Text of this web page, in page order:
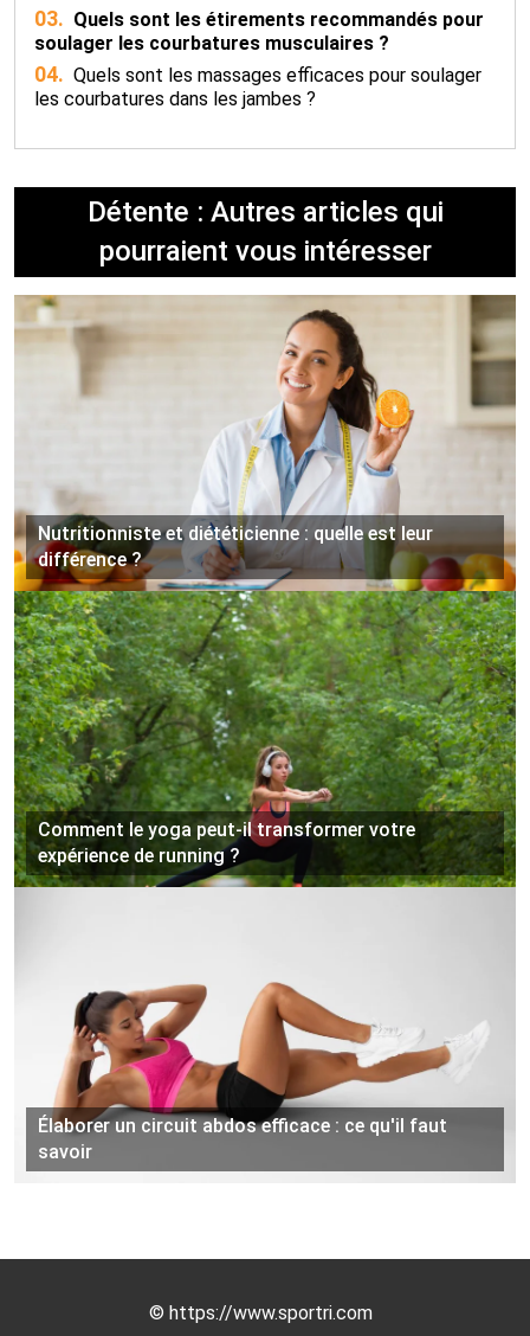
03. Quels sont les étirements recommandés pour
soulager les courbatures musculaires ?
04. Quels sont les massages efficaces pour soulager
les courbatures dans les jambes ?
Détente : Autres articles qui
pourraient vous intéresser
Nutritionniste et diététicienne : quelle est leur
différence ?
Comment le yoga peut-il transformer votre
expérience de running ?
Élaborer un circuit abdos efficace : ce qu'il faut
savoir
© https://www.sportri.com